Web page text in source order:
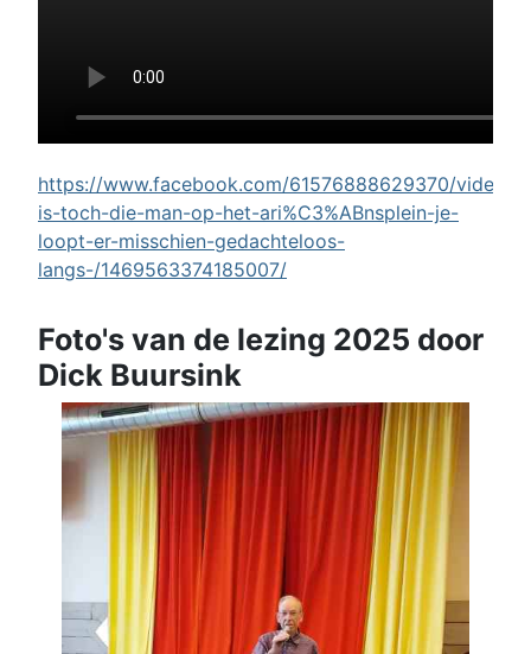
https://www.facebook.com/61576888629370/videos/
is-toch-die-man-op-het-ari%C3%ABnsplein-je-
loopt-er-misschien-gedachteloos-
langs-/1469563374185007/
Foto's van de lezing 2025 door
Dick Buursink